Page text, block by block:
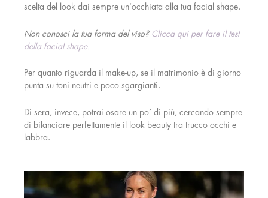
scelta del look dai sempre un’occhiata alla tua facial shape.
Non conosci la tua forma del viso? Clicca qui per fare il test
della facial shape.
Per quanto riguarda il make-up, se il matrimonio è di giorno
punta su toni neutri e poco sgargianti.
Di sera, invece, potrai osare un po’ di più, cercando sempre
di bilanciare perfettamente il look beauty tra trucco occhi e
labbra.